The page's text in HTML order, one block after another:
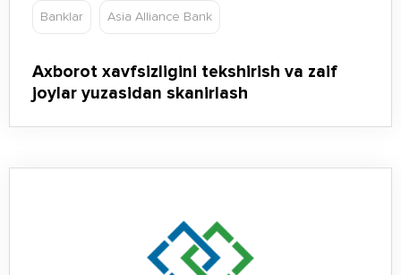
Banklar Asia Alliance Bank
Axborot xavfsizligini tekshirish va zaif
joylar yuzasidan skanirlash